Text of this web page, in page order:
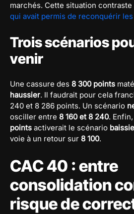
marchés. Cette situation contraste
qui avait permis de reconquérir
Trois scénarios
venir
Une cassure des 8 300 points
haussier. Il faudrait pour cela
240 et 8 286 points. Un scénario
osciller entre 8 160 et 8 240.
points activerait le scénario
voie à un retour sur 8 100.
CAC 40 : entre
consolidation
risque de